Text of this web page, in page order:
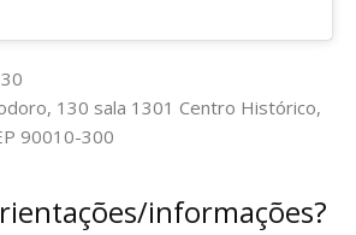
130 sala 1301 Centro Histórico,
90010-300
informações?